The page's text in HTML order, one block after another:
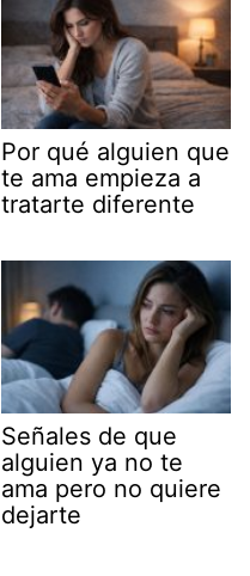
Por qué alguien que
te ama empieza a
tratarte diferente
Señales de que
alguien ya no te
ama pero no quiere
dejarte